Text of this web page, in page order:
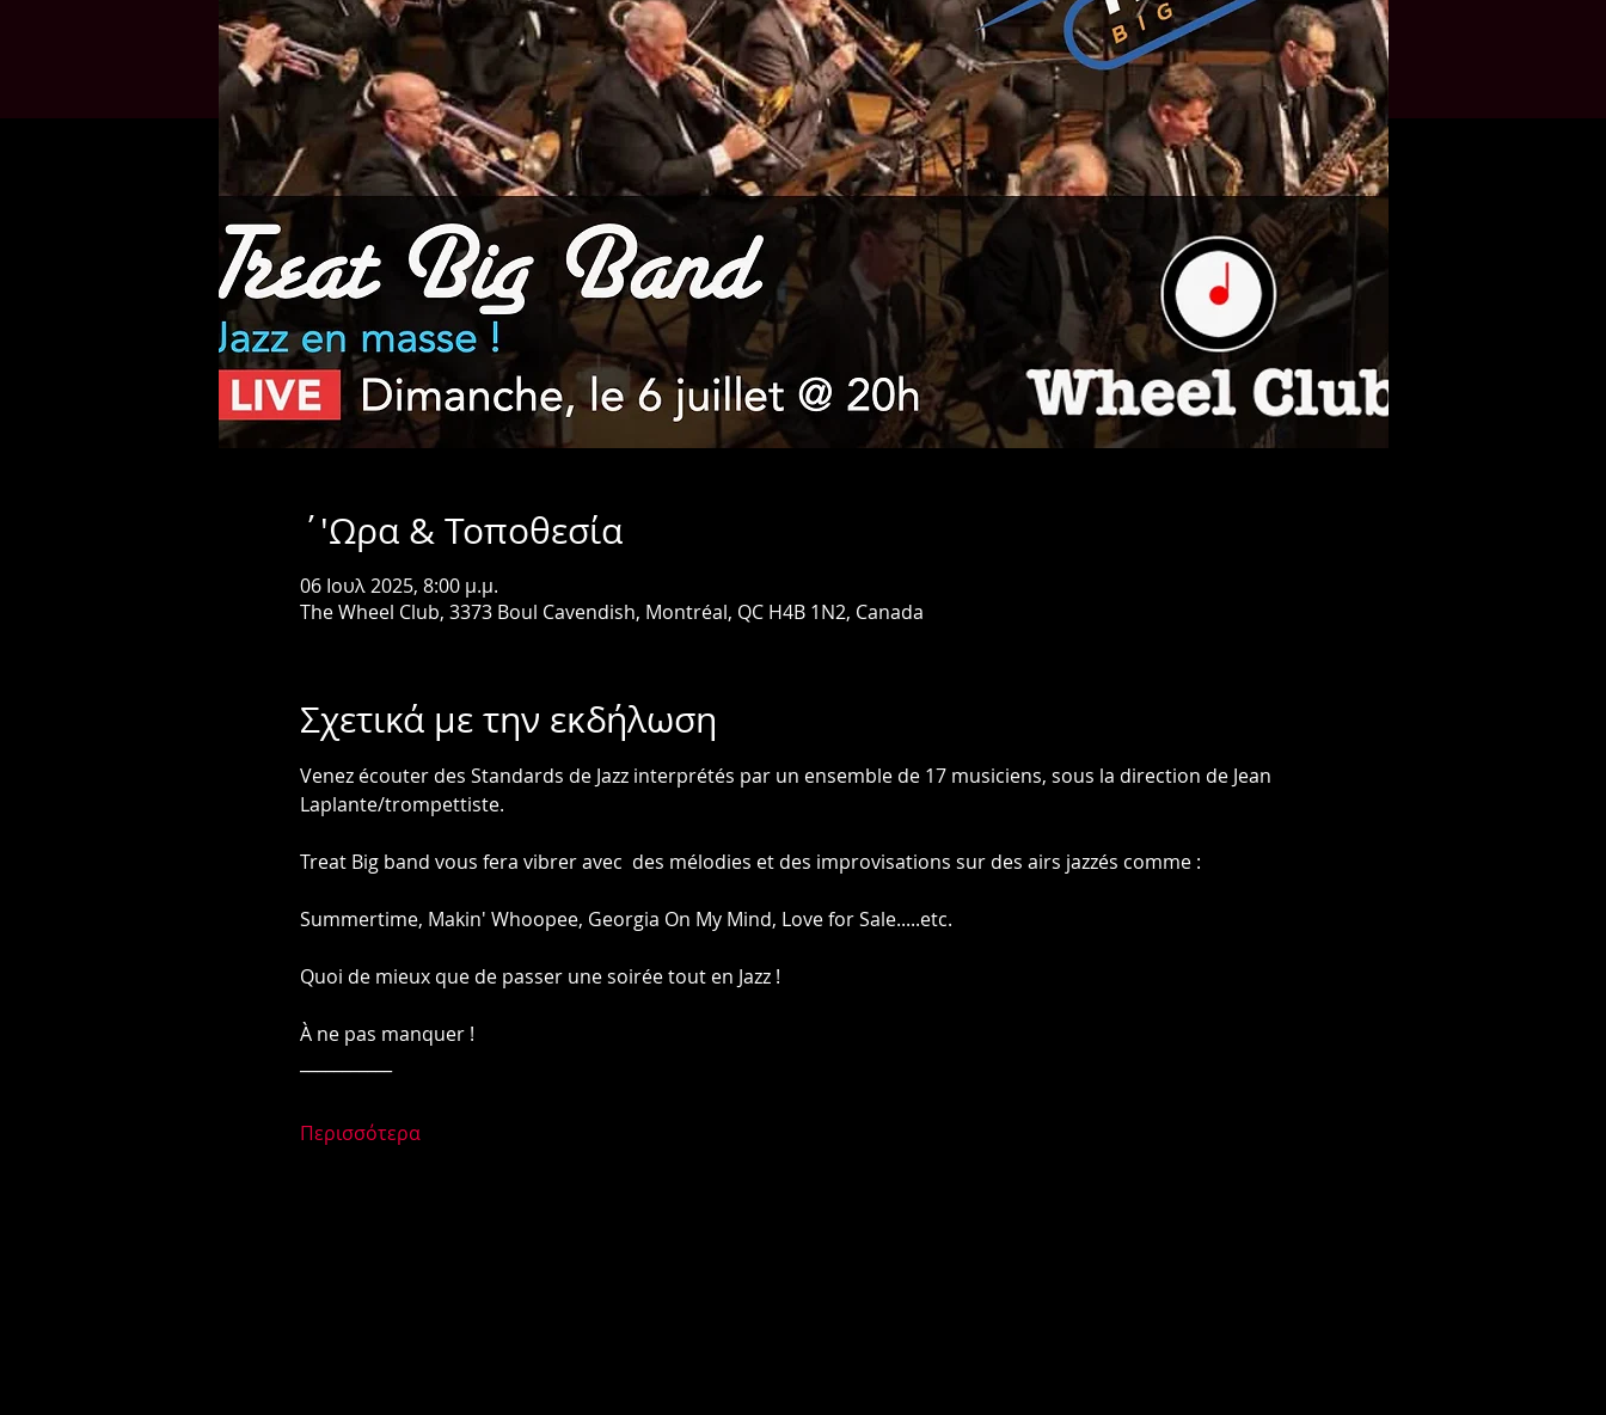
΄'Ωρα & Τοποθεσία
06 Ιουλ 2025, 8:00 μ.μ.
The Wheel Club, 3373 Boul Cavendish, Montréal, QC H4B 1N2, Canada
Σχετικά με την εκδήλωση
Venez écouter des Standards de Jazz interprétés par un ensemble de 17 musiciens, sous la direction de Jean
Laplante/trompettiste.
Treat Big band vous fera vibrer avec  des mélodies et des improvisations sur des airs jazzés comme :
Summertime, Makin' Whoopee, Georgia On My Mind, Love for Sale.....etc.
Quoi de mieux que de passer une soirée tout en Jazz !
À ne pas manquer !
Περισσότερα